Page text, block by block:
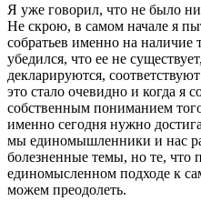
Я уже говорил, что не было
Не скрою, в самом начале я
собратьев именно на наличие
убедился, что ее не
декларируются,
это стало очевидно и когда я
собственным пониманием
именно сегодня нужно
мы единомышленники и нас
болезненные темы, но те, что
единомысленном подходе к
можем преодолеть.